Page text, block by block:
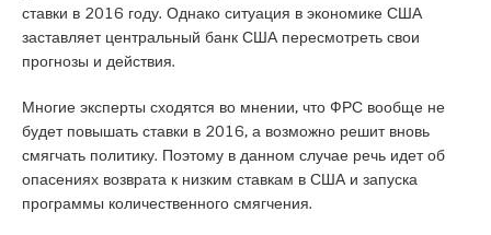
ставки в 2016 году. Однако ситуация в экономике США
заставляет центральный банк США пересмотреть свои
прогнозы и действия.
Многие эксперты сходятся во мнении, что ФРС вообще не
будет повышать ставки в 2016, а возможно решит вновь
смягчать политику. Поэтому в данном случае речь идет об
опасениях возврата к низким ставкам в США и запуска
программы количественного смягчения.